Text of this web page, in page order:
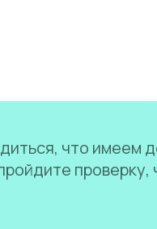
что имеем
проверку,